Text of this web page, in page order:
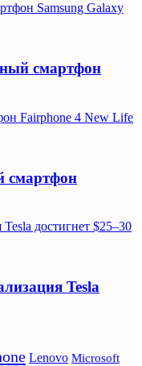
Samsung Galaxy
смартфон
Fairphone 4 New Life
смартфон
достигнет $25–30
Tesla
Lenovo Microsoft